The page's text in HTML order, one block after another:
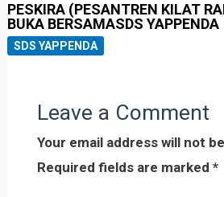
PESKIRA (PESANTREN KILAT
BUKA BERSAMASDS YAPPENDA
SDS YAPPENDA
Leave a Comment
Your email address will not
Required fields are marked *